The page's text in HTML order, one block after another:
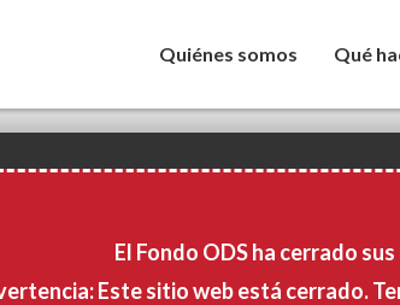
Quiénes somos Qué
El Fondo ODS ha cerrado
Este sitio web está cerrado.